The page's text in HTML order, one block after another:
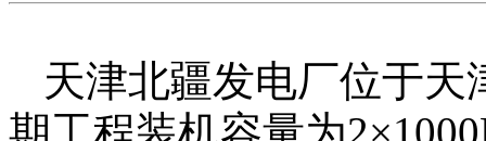
天津北疆发电厂位于
期工程装机容量为